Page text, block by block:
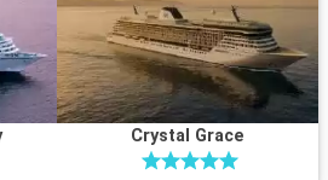
Crystal Grace